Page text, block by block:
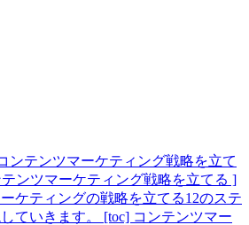
ンテンツマーケティング戦略を立て
ンツマーケティング戦略を立てる ]
ケティングの戦略を立てる12のステ
ていきます。 [toc] コンテンツマー